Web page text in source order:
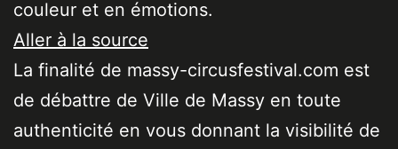
couleur et en émotions.
Aller à la source
La finalité de massy-circusfestival.com est
de débattre de Ville de Massy en toute
authenticité en vous donnant la visibilité de